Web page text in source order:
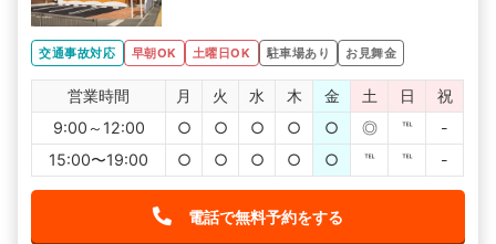
交通事故対応 早朝OK 土曜日OK 駐車場あり お見舞金
営業時間 月 火 水 木 金 土 日
祝
9:00～12:00
○ ○ ○ ○ ○ ◎ ℡
-
15:00〜19:00
○ ○ ○ ○ ○ ℡ ℡ -
電話で無料予約をする